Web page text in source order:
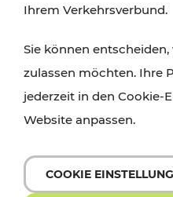
Ihrem Verkehrsverbund.
Sie können
zulassen möchten. Ihre
jederzeit in den Cookie-
Website anpassen.
COOKIE